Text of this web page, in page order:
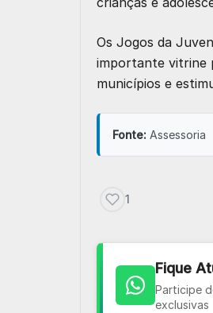
Os Jogos da
importante vitrine
municípios e
Fonte: Assessoria
1
Fique
Participe
exclusivas